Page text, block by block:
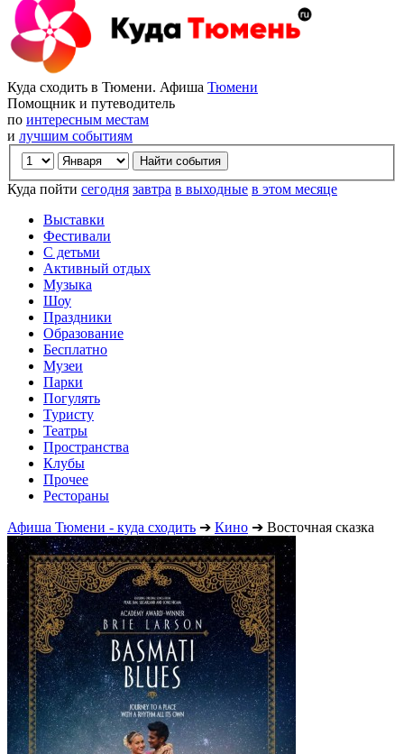
Куда сходить в Тюмени. Афиша Тюмени
Помощник и путеводитель
по интересным местам
и лучшим событиям
Куда пойти сегодня завтра в выходные в этом месяце
Выставки
Фестивали
С детьми
Активный отдых
Музыка
Шоу
Праздники
Образование
Бесплатно
Музеи
Парки
Погулять
Туристу
Театры
Пространства
Клубы
Прочее
Рестораны
Афиша Тюмени - куда сходить ➔ Кино ➔ Восточная сказка